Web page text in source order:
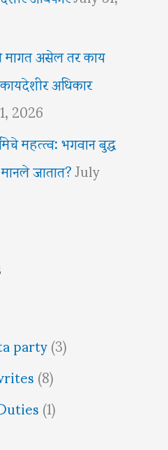
मागत असेल तर काय
अधिकार
2026
महत्त्व: भगवान बुद्ध
जातात?July
party(3)
(8)
(1)